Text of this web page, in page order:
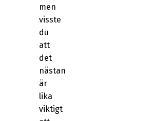
men
visste
du
att
det
nästan
är
lika
viktigt